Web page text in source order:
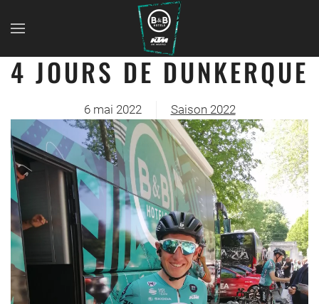
4 JOURS DE DUNKERQUE
6 mai 2022 Saison 2022